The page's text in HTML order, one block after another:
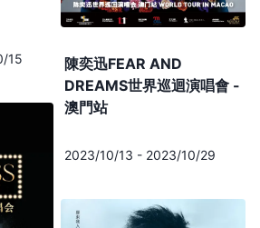
15
陳奕迅FEAR AND
DREAMS世界巡迴演唱會 -
澳門站
2023/10/13 - 2023/10/29